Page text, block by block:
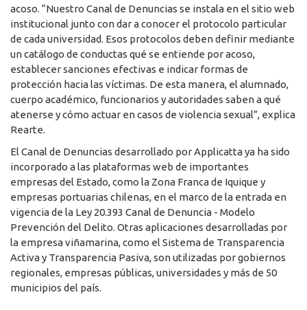
acoso. “Nuestro Canal de Denuncias se instala en el sitio web
institucional junto con dar a conocer el protocolo particular
de cada universidad. Esos protocolos deben definir mediante
un catálogo de conductas qué se entiende por acoso,
establecer sanciones efectivas e indicar formas de
protección hacia las víctimas. De esta manera, el alumnado,
cuerpo académico, funcionarios y autoridades saben a qué
atenerse y cómo actuar en casos de violencia sexual”, explica
Rearte.
El Canal de Denuncias desarrollado por Applicatta ya ha sido
incorporado a las plataformas web de importantes
empresas del Estado, como la Zona Franca de Iquique y
empresas portuarias chilenas, en el marco de la entrada en
vigencia de la Ley 20.393 Canal de Denuncia - Modelo
Prevención del Delito. Otras aplicaciones desarrolladas por
la empresa viñamarina, como el Sistema de Transparencia
Activa y Transparencia Pasiva, son utilizadas por gobiernos
regionales, empresas públicas, universidades y más de 50
municipios del país.